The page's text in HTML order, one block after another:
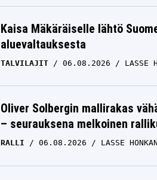
Kaisa Mäkäräiselle lähtö
aluevaltauksesta
TALVILAJIT 06.08.2026 LASSE
Oliver Solbergin mallirakas
– seurauksena melkoinen
RALLI 06.08.2026 LASSE